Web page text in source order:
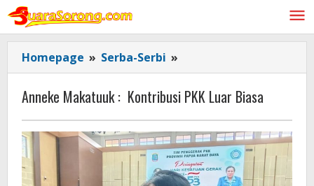
Lewati
konten
Homepage » Serba-Serbi »
Makatuuk
:
Kontribusi
PKK
Luar
Biasa
Anneke Makatuuk : Kontribusi PKK Luar Biasa